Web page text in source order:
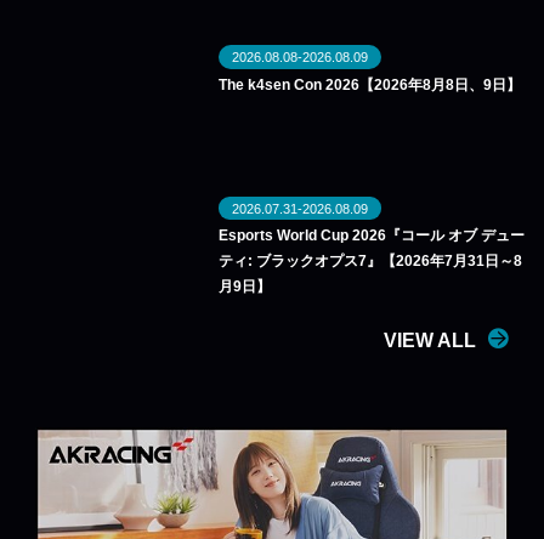
2026.08.08-2026.08.09
The k4sen Con 2026【2026年8月8日、9日】
2026.07.31-2026.08.09
Esports World Cup 2026『コール オブ デュー
ティ: ブラックオプス7』【2026年7月31日～8
月9日】
VIEW ALL